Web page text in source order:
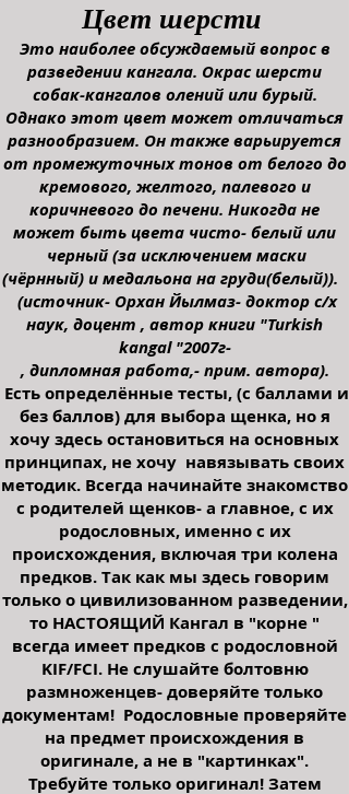
Цвет шерсти
Это наиболее обсуждаемый вопрос в
разведении кангала. Окрас шерсти
собак-кангалов олений или бурый.
Однако этот цвет может отличаться
разнообразием. Он также варьируется
от промежуточных тонов от белого до
кремового, желтого, палевого и
коричневого до печени. Никогда не
может быть цвета чисто- белый или
черный (за исключением маски
(чёрнный) и медальона на груди(белый)).
(источник- Орхан Йылмаз- доктор с/х
наук, доцент , автор книги "Turkish
kangal "2007г-
, дипломная работа,- прим. автора).
Есть определённые тесты, (с баллами и
без баллов) для выбора щенка, но я
хочу здесь остановиться на основных
принципах, не хочу навязывать своих
методик. Всегда начинайте знакомство
с родителей щенков- а главное, с их
родословных, именно с их
происхождения, включая три колена
предков. Так как мы здесь говорим
только о цивилизованном разведении,
то НАСТОЯЩИЙ Кангал в "корне "
всегда имеет предков с родословной
KIF/FCI. Не слушайтеболтовню
размноженцев- доверяйте только
документам! Родословные проверяйте
на предмет происхождения в
оригинале, а не в "картинках".
Требуйте только оригинал! Затем